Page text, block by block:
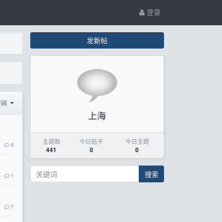
登录
9
1
7
发新帖
上海
主题数
441
今日贴子
0
今日主题
0
搜索